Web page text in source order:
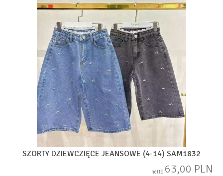
SZORTY DZIEWCZIĘCE JEANSOWE (4-14) SAM1832
netto 63,00 PLN